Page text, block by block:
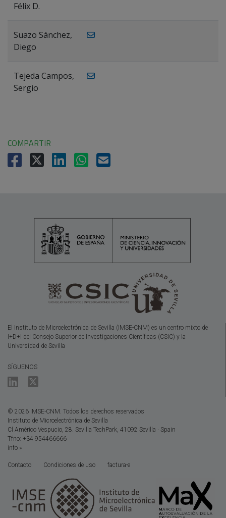
Félix D.
Suazo Sánchez,
Diego
Tejeda Campos,
Sergio
COMPARTIR
El Instituto de Microelectrónica de Sevilla (IMSE-CNM) es un centro mixto de
I+D+i del Consejo Superior de Investigaciones Científicas (CSIC) y la
Universidad de Sevilla
SÍGUENOS
© 2026 IMSE-CNM. Todos los derechos reservados
Instituto de Microelectrónica de Sevilla
Cl Américo Vespucio, 28. Sevilla TechPark, 41092 Sevilla · Spain
Tfno: +34 954466666
info »
Contacto Condiciones de uso factura-e